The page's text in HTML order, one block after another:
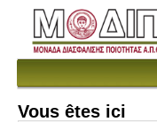
Vous êtes ici